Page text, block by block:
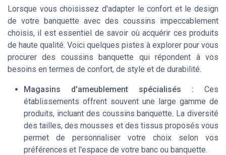
Lorsque vous choisissez d'adapter le confort et le design
de votre banquette avec des coussins impeccablement
choisis, il est essentiel de savoir où acquérir ces produits
de haute qualité. Voici quelques pistes à explorer pour vous
procurer des coussins banquette qui répondent à vos
besoins en termes de confort, de style et de durabilité.
Magasins d'ameublement spécialisés : Ces
établissements offrent souvent une large gamme de
produits, incluant des coussins banquette. La diversité
des tailles, des mousses et des tissus proposés vous
permet de personnaliser votre choix selon vos
préférences et l'espace de votre banc ou banquette.